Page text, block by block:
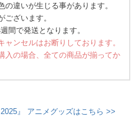
の違いが生じる事があります。
ございます。
間で発送となります。
ャンセルはお断りしております。
入の場合、全ての商品が揃ってか
』 アニメグッズはこちら >>